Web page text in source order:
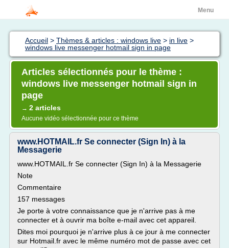
Menu
Accueil > Thèmes & articles : windows live > in live >
windows live messenger hotmail sign in page
Articles sélectionnés pour le thème :
windows live messenger hotmail sign in
page
→ 2 articles
Aucune vidéo sélectionnée pour ce thème
www.HOTMAIL.fr Se connecter (Sign In) à la
Messagerie
www.HOTMAIL.fr Se connecter (Sign In) à la Messagerie
Note
Commentaire
157 messages
Je porte à votre connaissance que je n'arrive pas à me
connecter et à ouvrir ma boîte e-mail avec cet appareil.
Dites moi pourquoi je n'arrive plus à ce jour à me connecter
sur Hotmail.fr avec le même numéro mot de passe avec cet